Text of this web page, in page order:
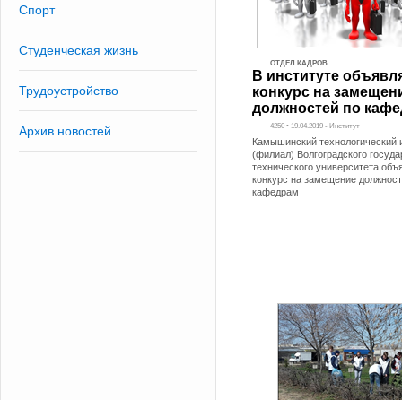
Спорт
Студенческая жизнь
Трудоустройство
Архив новостей
ОТДЕЛ КАДРОВ
В институте
конкурс на
должностей по
4250 • 19.04.2019 - Институт
Камышинский технологический
(филиал) Волгоградского
технического университета
конкурс на замещение
кафедрам